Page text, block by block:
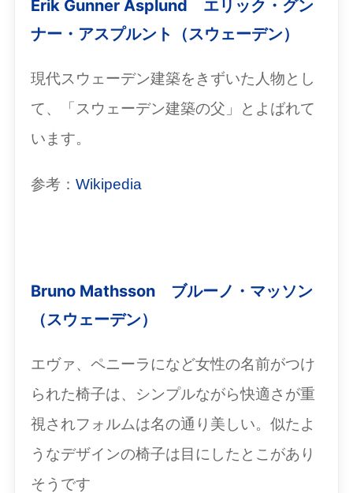
Erik Gunner Asplund エリック・グン
ナー・アスプルント（スウェーデン）
現代スウェーデン建築をきずいた人物とし
て、「スウェーデン建築の父」とよばれて
います。
参考： Wikipedia
Bruno Mathsson ブルーノ・マッソン
（スウェーデン）
エヴァ、ペニーラになど女性の名前がつけ
られた椅子は、シンプルながら快適さが重
視されフォルムは名の通り美しい。似たよ
うなデザインの椅子は目にしたとこがあり
そうです